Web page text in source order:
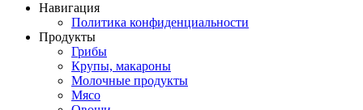
Навигация
Политика конфиденциальности
Продукты
Грибы
Крупы, макароны
Молочные продукты
Мясо